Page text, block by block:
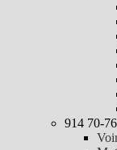
914 70-76